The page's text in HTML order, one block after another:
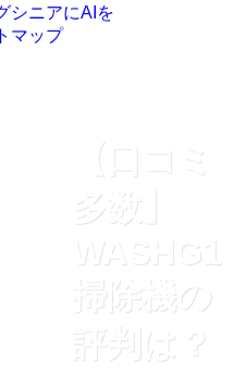
シニアにAIを
マップ
【口コミ
多数】
WASHG1
掃除機の
評判は？